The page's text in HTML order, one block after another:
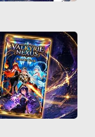
遇した場合は
自由に移動させ
たら次に方向を
ようにスクロー
定」ボタンを押
、時間帯、備